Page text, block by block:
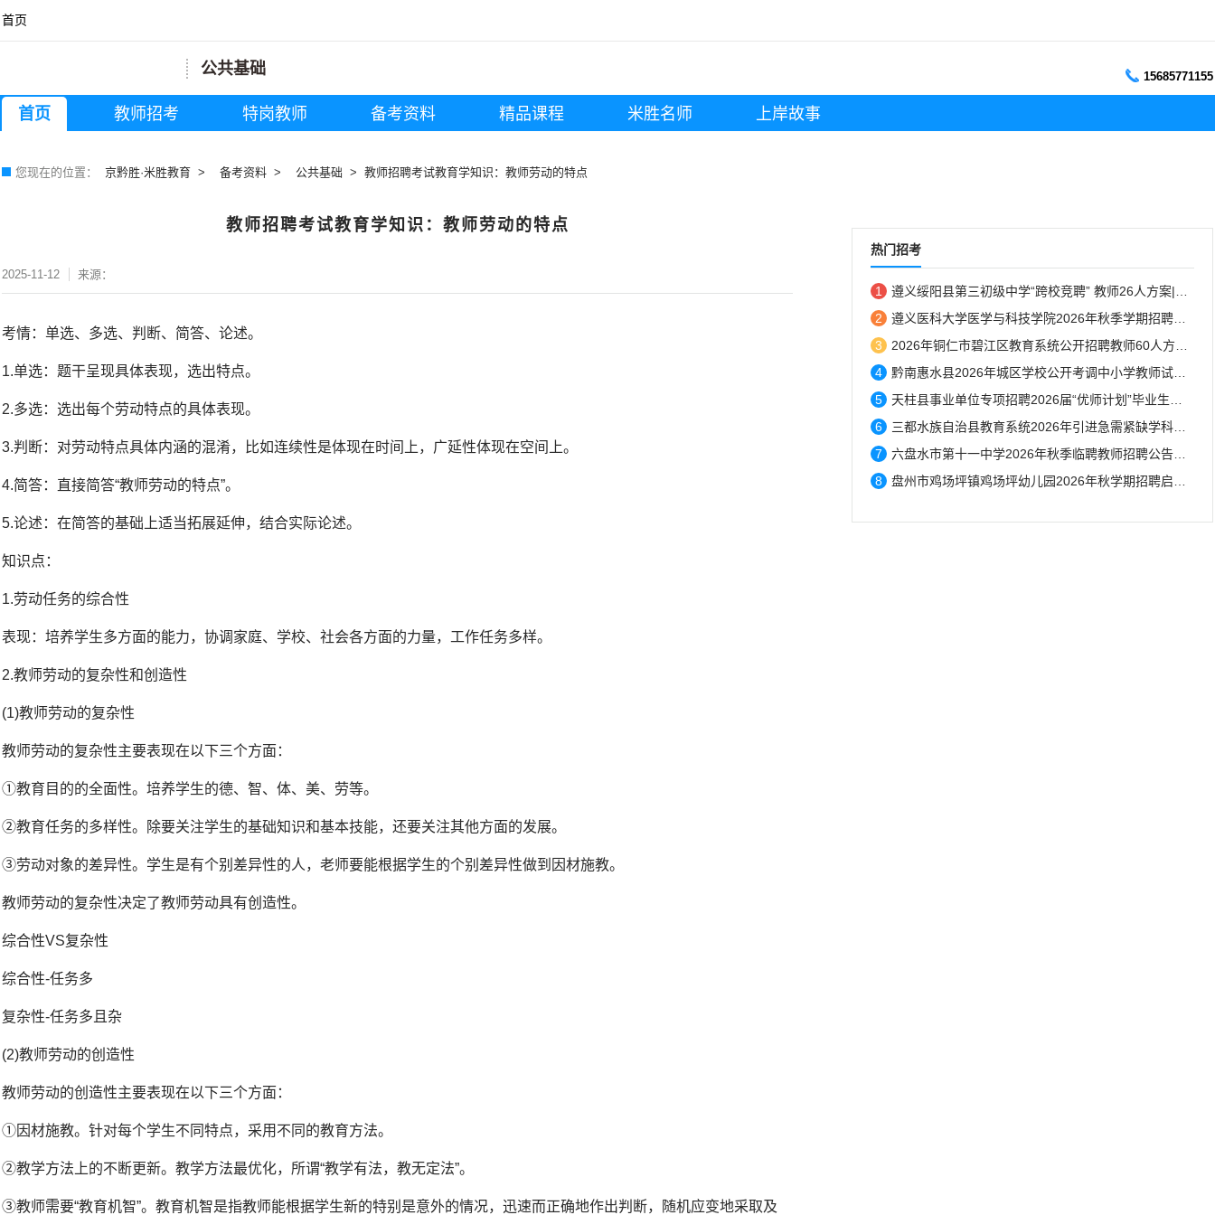
首页
公共基础 15685771155
首页 教师招考 特岗教师 备考资料 精品课程 米胜名师 上岸故事
您现在的位置： 京黔胜·米胜教育 备考资料 公共基础 教师招聘考试教育学知识：教师劳动的特点
教师招聘考试教育学知识：教师劳动的特点
2025-11-12 来源：
考情：单选、多选、判断、简答、论述。
1.单选：题干呈现具体表现，选出特点。
2.多选：选出每个劳动特点的具体表现。
3.判断：对劳动特点具体内涵的混淆，比如连续性是体现在时间上，广延性体现在空间上。
4.简答：直接简答“教师劳动的特点”。
5.论述：在简答的基础上适当拓展延伸，结合实际论述。
知识点：
1.劳动任务的综合性
表现：培养学生多方面的能力，协调家庭、学校、社会各方面的力量，工作任务多样。
2.教师劳动的复杂性和创造性
(1)教师劳动的复杂性
教师劳动的复杂性主要表现在以下三个方面：
①教育目的的全面性。培养学生的德、智、体、美、劳等。
②教育任务的多样性。除要关注学生的基础知识和基本技能，还要关注其他方面的发展。
③劳动对象的差异性。学生是有个别差异性的人，老师要能根据学生的个别差异性做到因材施教。
教师劳动的复杂性决定了教师劳动具有创造性。
综合性VS复杂性
综合性-任务多
复杂性-任务多且杂
(2)教师劳动的创造性
教师劳动的创造性主要表现在以下三个方面：
①因材施教。针对每个学生不同特点，采用不同的教育方法。
②教学方法上的不断更新。教学方法最优化，所谓“教学有法，教无定法”。
③教师需要“教育机智”。教育机智是指教师能根据学生新的特别是意外的情况，迅速而正确地作出判断，随机应变地采取及
热门招考
1
2
3
4
5
6
7
8